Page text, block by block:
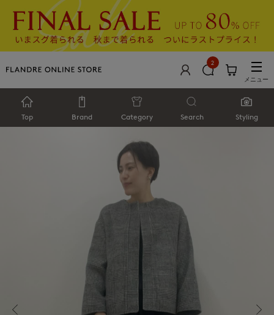
2
メニュー
Top Brand Category Search Styling